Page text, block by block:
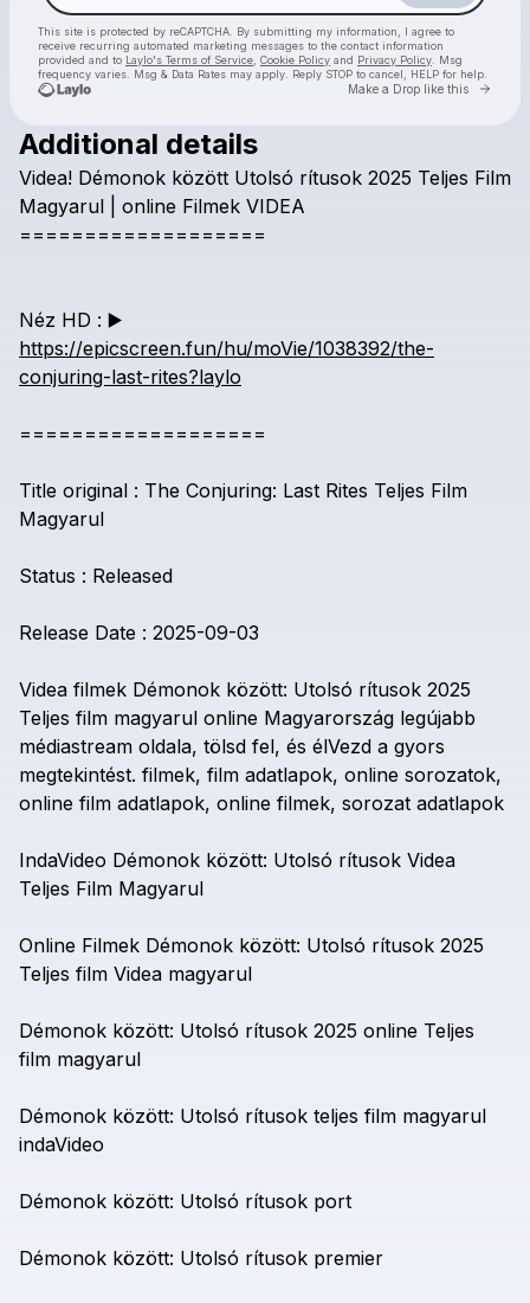
This site is protected by reCAPTCHA. By submitting my information, I agree to
receive recurring automated marketing messages to the contact information
provided and to Laylo's Terms of Service Cookie Policy and Privacy Policy . Msg
frequency varies. Msg & Data Rates may apply. Reply STOP to cancel, HELP for help.
Make a Drop like this Go
Check your texts
Additional details
Videa! Démonok között Utolsó rítusok 2025 Teljes Film
Magyarul
online Filmek VIDEA
===================
Néz HD : ▶️
https://epicscreen.fun/hu/moVie/1038392/the-
conjuring-last-rites?laylo
===================
Title original : The Conjuring: Last Rites Teljes Film
Magyarul
Status : Released
Release Date : 2025-09-03
Videa filmek Démonok között: Utolsó rítusok 2025
Teljes film magyarul online Magyarország legújabb
médiastream oldala, tölsd fel, és élVezd a gyors
megtekintést. filmek, film adatlapok, online sorozatok,
online film adatlapok, online filmek, sorozat adatlapok
IndaVideo Démonok között: Utolsó rítusok Videa
Teljes Film Magyarul
Online Filmek Démonok között: Utolsó rítusok 2025
Teljes film Videa magyarul
Démonok között: Utolsó rítusok 2025 online Teljes
film magyarul
Démonok között: Utolsó rítusok teljes film magyarul
indaVideo
Démonok között: Utolsó rítusok port
Démonok között: Utolsó rítusok premier